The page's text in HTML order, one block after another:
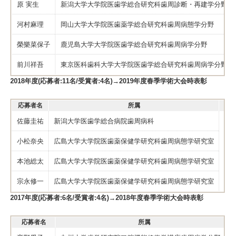
原 実生 新潟大学大学院医歯学総合研究科歯周診断・再建学分野
河村麻理 岡山大学大学院医歯薬学総合研究科歯周病態学分野
榮樂菜保子 鹿児島大学大学院医歯学総合研究科歯周病学分野
前川祥吾 東京医科歯科大学大学院医歯学総合研究科歯周病学分野
2018年度(応募者:11名/受賞者:4名)→2019年度春季学術大会時表彰
応募者名 所属
佐藤圭祐 新潟大学医歯学総合病院歯周病科
小松奈央 広島大学大学院医歯薬保健学研究科歯周病態学研究室
本池総太 広島大学大学院医歯薬保健学研究科歯周病態学研究室
宗永修一 広島大学大学院医歯薬保健学研究科歯周病態学研究室
2017年度(応募者:6名/受賞者:4名)→2018年度春季学術大会時表彰
応募者名 所属